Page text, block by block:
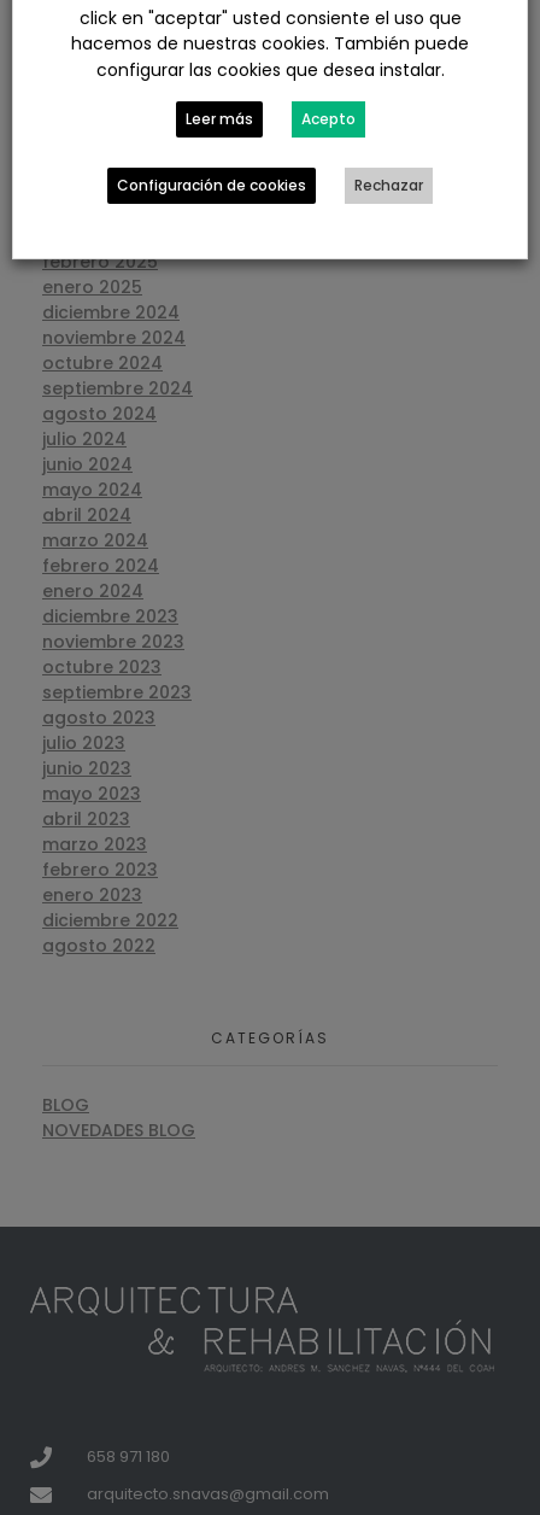
diciembre 2025
noviembre 2025
octubre 2025
septiembre 2025
mayo 2025
abril 2025
febrero 2025
enero 2025
diciembre 2024
noviembre 2024
octubre 2024
septiembre 2024
agosto 2024
julio 2024
junio 2024
mayo 2024
abril 2024
marzo 2024
febrero 2024
enero 2024
diciembre 2023
noviembre 2023
octubre 2023
septiembre 2023
agosto 2023
julio 2023
junio 2023
mayo 2023
abril 2023
marzo 2023
febrero 2023
enero 2023
diciembre 2022
agosto 2022
CATEGORÍAS
BLOG
NOVEDADES BLOG
658 971 180
arquitecto.snavas@gmail.com
click en "aceptar" usted consiente el uso que
hacemos de nuestras cookies. También puede
configurar las cookies que desea instalar.
Leer más Acepto
Configuración de cookies Rechazar